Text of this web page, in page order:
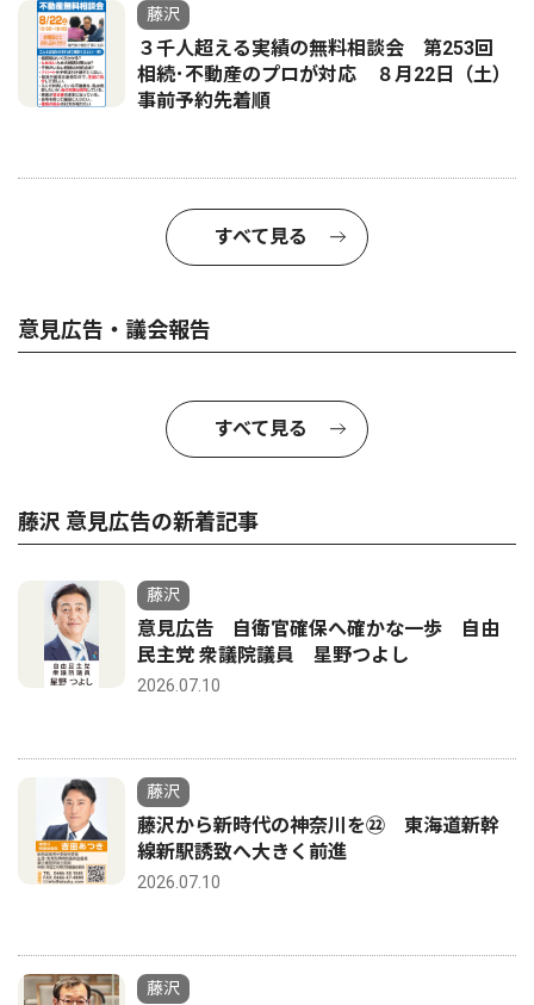
藤沢
３千人超える実績の無料相談会 第253回
相続･不動産のプロが対応 ８月22日（土）
事前予約先着順
すべて見る
意見広告・議会報告
すべて見る
藤沢 意見広告の新着記事
藤沢
意見広告 自衛官確保へ確かな一歩 自由
民主党 衆議院議員 星野つよし
2026.07.10
藤沢
藤沢から新時代の神奈川を㉒ 東海道新幹
線新駅誘致へ大きく前進
2026.07.10
藤沢